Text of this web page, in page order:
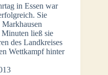
in Essen war
Sie
ließ sie
des Landkreises
Wettkampf hinter